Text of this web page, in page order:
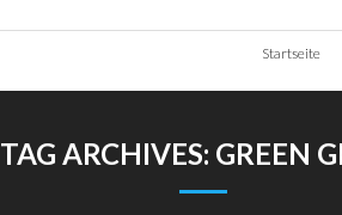
Startseite
TAG ARCHIVES: GREEN